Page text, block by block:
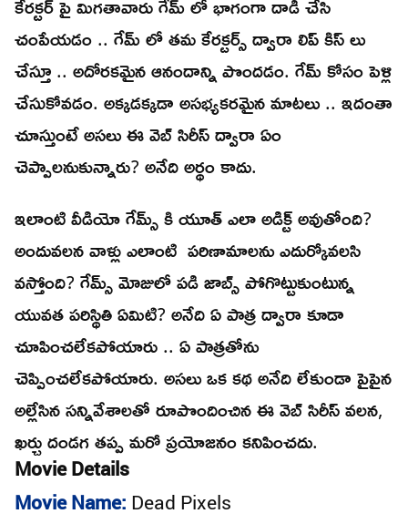
చంపేయడం .. గేమ్ లో తమ కేరక్టర్స్ ద్వారా లిప్ కిస్ లు
చేస్తూ .. అదోరకమైన ఆనందాన్ని పొందడం. గేమ్ కోసం పెళ్లి
చేసుకోవడం. అక్కడక్కడా అసభ్యకరమైన మాటలు .. ఇదంతా
చూస్తుంటే అసలు ఈ వెబ్ సిరీస్ ద్వారా ఏం
చెప్పాలనుకున్నారు? అనేది అర్థం కాదు.
ఇలాంటి వీడియో గేమ్స్ కి యూత్ ఎలా అడిక్ట్ అవుతోంది?
అందువలన వాళ్లు ఎలాంటి పరిణామాలను ఎదుర్కోవలసి
వస్తోంది? గేమ్స్ మోజులో పడి జాబ్స్ పోగొట్టుకుంటున్న
యువత పరిస్థితి ఏమిటి? అనేది ఏ పాత్ర ద్వారా కూడా
చూపించలేకపోయారు .. ఏ పాత్రతోను
చెప్పించలేకపోయారు. అసలు ఒక కథ అనేది లేకుండా పైపైన
అల్లేసిన సన్నివేశాలతో రూపొందించిన ఈ వెబ్ సిరీస్ వలన,
ఖర్చు దండగ తప్ప మరో ప్రయోజనం కనిపించదు.
Movie Details
Movie Name: Dead Pixels